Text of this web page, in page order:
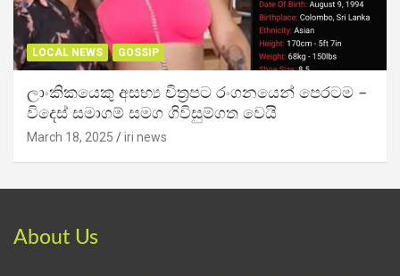
LOCAL NEWS GOSSIP
ලාංකිකයෙකු අසභ්‍ය චිත්‍රපට රංගනයෙන් පෙරටම –
විදෙස් සමාගම් සමග ගිවිසුම්ගත වෙයි
March 18, 2025 iri news
About Us